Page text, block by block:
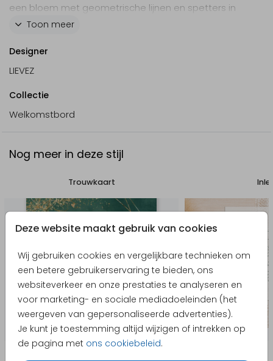
Deze website maakt gebruik van cookies
Wij gebruiken cookies en vergelijkbare technieken om
een betere gebruikerservaring te bieden, ons
websiteverkeer en onze prestaties te analyseren en
voor marketing- en sociale mediadoeleinden (het
weergeven van gepersonaliseerde advertenties).
Je kunt je toestemming altijd wijzigen of intrekken op
de pagina met ons cookiebeleid.
een bloem met geometrische lijnen en spetters in
goudkleur. Het kleine hartje maakt het compleet,
Specificaties:
- Materiaal: forex 5 mm dik
- Weersbestendig
Toon meer
Designer
LIEVEZ
Collectie
Welkomstbord
Nog meer in deze stijl
Trouwkaart
Producten die hierop lijken